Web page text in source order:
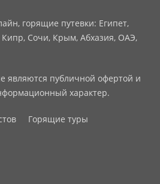
горящие путевки: Египет,
Сочи, Крым, Абхазия, ОАЭ,
являются публичной офертой и
характер.
Горящие туры